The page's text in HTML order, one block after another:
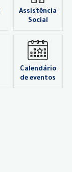
Assistência
Social
Calendário
de eventos